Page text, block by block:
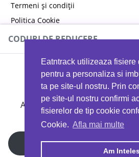
Eatntrack utilizeaza fisiere
pentru a personaliza si
ta pe site-ul nostru. Prin
pe site-ul nostru confirmi
fisierelor de tip cookie
Cookie. Afla mai multe
Am
Termeni și condiții
Politica Cookie
Politica de confidențialitate
CODURI DE REDUCERE
Ai 40%reducere la orice
EATTRACK
Profită acum